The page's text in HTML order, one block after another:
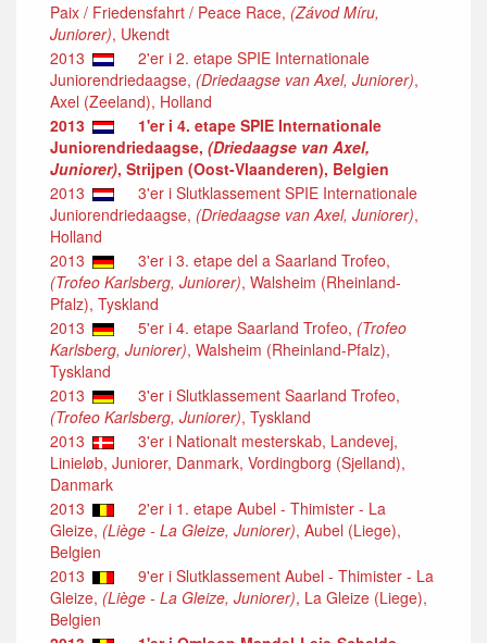
Paix / Friedensfahrt / Peace Race, (Závod Míru,
Juniorer), Ukendt
2013
2'er i 2. etape SPIE Internationale
Juniorendriedaagse, (Driedaagse van Axel, Juniorer),
Axel (Zeeland), Holland
2013
1'er i 4. etape SPIE Internationale
Juniorendriedaagse, (Driedaagse van Axel,
Juniorer), Strijpen (Oost-Vlaanderen), Belgien
2013
3'er i Slutklassement SPIE Internationale
Juniorendriedaagse, (Driedaagse van Axel, Juniorer),
Holland
2013
3'er i 3. etape del a Saarland Trofeo,
(Trofeo Karlsberg, Juniorer), Walsheim (Rheinland-
Pfalz), Tyskland
2013
5'er i 4. etape Saarland Trofeo, (Trofeo
Karlsberg, Juniorer), Walsheim (Rheinland-Pfalz),
Tyskland
2013
3'er i Slutklassement Saarland Trofeo,
(Trofeo Karlsberg, Juniorer), Tyskland
2013
3'er i Nationalt mesterskab, Landevej,
Linieløb, Juniorer, Danmark, Vordingborg (Sjelland),
Danmark
2013
2'er i 1. etape Aubel - Thimister - La
Gleize, (Liège - La Gleize, Juniorer), Aubel (Liege),
Belgien
2013
9'er i Slutklassement Aubel - Thimister - La
Gleize, (Liège - La Gleize, Juniorer), La Gleize (Liege),
Belgien